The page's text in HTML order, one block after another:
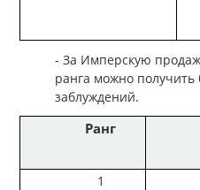
- За Имперскую
ранга можно получить
заблуждений.
Ранг
1